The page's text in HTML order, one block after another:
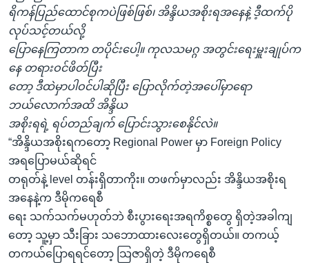
ရိကန်ပြည်ထောင်စုကပဲဖြစ်ဖြစ်၊ အိန္ဒိယအစိုးရအနေနဲ့ ဒီ့ထက်ပို
လုပ်သင့်တယ်လို့
ပြောနေကြတာက တပိုင်းပေါ့။ ကုလသမဂ္ဂ အတွင်းရေးမှူးချုပ်က
နေ တရားဝင်ဖိတ်ပြီး
တော့ ဒီထဲမှာပါဝင်ပါဆိုပြီး ပြောလိုက်တဲ့အပေါ်မှာရော
ဘယ်လောက်အထိ အိန္ဒိယ
အစိုးရရဲ့ ရပ်တည်ချက် ပြောင်းသွားစေနိုင်လဲ။
“အိန္ဒိယအစိုးရကတော့ Regional Power မှာ Foreign Policy
အရပြောမယ်ဆိုရင်
တရုတ်နဲ့ level တန်းရှိတာကိုး။ တဖက်မှာလည်း အိန္ဒိယအစိုးရ
အနေနဲ့က ဒီမိုကရေစီ
ရေး သက်သက်မဟုတ်ဘဲ စီးပွားရေးအရကိစ္စတွေ ရှိတဲ့အခါကျ
တော့ သူ့မှာ သီးခြား သဘောထားလေးတွေရှိတယ်။ တကယ့်
တကယ်ပြောရရင်တော့ သြဇာရှိတဲ့ ဒီမိုကရေစီ